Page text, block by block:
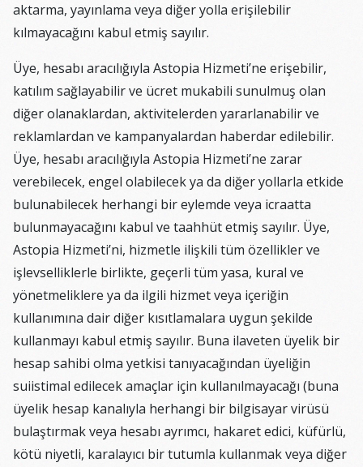
aktarma, yayınlama veya diğer yolla erişilebilir
kılmayacağını kabul etmiş sayılır.
Üye, hesabı aracılığıyla Astopia Hizmeti’ne erişebilir,
katılım sağlayabilir ve ücret mukabili sunulmuş olan
diğer olanaklardan, aktivitelerden yararlanabilir ve
reklamlardan ve kampanyalardan haberdar edilebilir.
Üye, hesabı aracılığıyla Astopia Hizmeti’ne zarar
verebilecek, engel olabilecek ya da diğer yollarla etkide
bulunabilecek herhangi bir eylemde veya icraatta
bulunmayacağını kabul ve taahhüt etmiş sayılır. Üye,
Astopia Hizmeti’ni, hizmetle ilişkili tüm özellikler ve
işlevselliklerle birlikte, geçerli tüm yasa, kural ve
yönetmeliklere ya da ilgili hizmet veya içeriğin
kullanımına dair diğer kısıtlamalara uygun şekilde
kullanmayı kabul etmiş sayılır. Buna ilaveten üyelik bir
hesap sahibi olma yetkisi tanıyacağından üyeliğin
suiistimal edilecek amaçlar için kullanılmayacağı (buna
üyelik hesap kanalıyla herhangi bir bilgisayar virüsü
bulaştırmak veya hesabı ayrımcı, hakaret edici, küfürlü,
kötü niyetli, karalayıcı bir tutumla kullanmak veya diğer